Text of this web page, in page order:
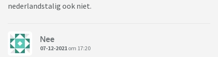
nederlandstalig ook niet.
Nee
07-12-2021 om 17:20